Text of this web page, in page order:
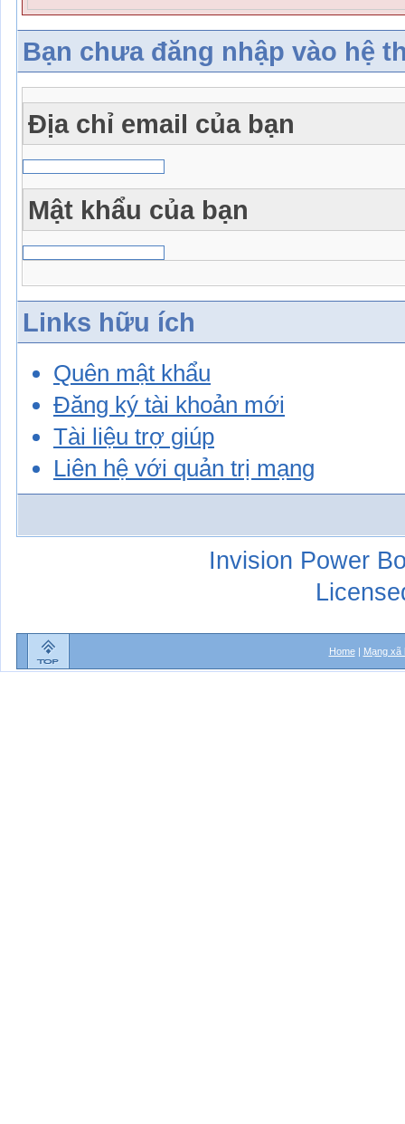
Bạn chưa đăng nhập vào hệ
Địa chỉ email của bạn
Mật khẩu của bạn
Links hữu ích
Quên mật khẩu
Đăng ký tài khoản mới
Tài liệu trợ giúp
Liên hệ với quản trị mạng
Invision Power
Home| Mạng xã